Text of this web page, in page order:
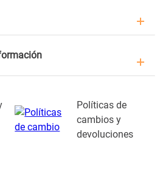
Políticas de
cambios y
devoluciones